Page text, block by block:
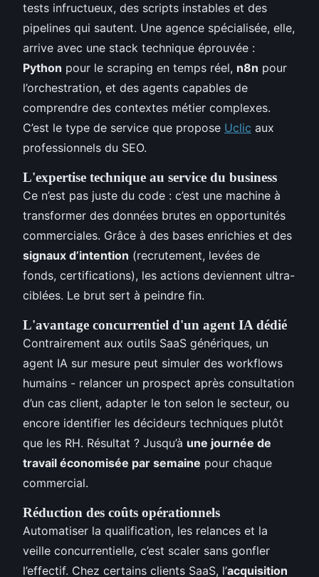
tests infructueux, des scripts instables et des
pipelines qui sautent. Une agence spécialisée, elle,
arrive avec une stack technique éprouvée :
Python pour le scraping en temps réel, n8n pour
l’orchestration, et des agents capables de
comprendre des contextes métier complexes.
C’est le type de service que propose Uclic aux
professionnels du SEO.
L'expertise technique au service du business
Ce n’est pas juste du code : c’est une machine à
transformer des données brutes en opportunités
commerciales. Grâce à des bases enrichies et des
signaux d’intention (recrutement, levées de
fonds, certifications), les actions deviennent ultra-
ciblées. Le brut sert à peindre fin.
L'avantage concurrentiel d'un agent IA dédié
Contrairement aux outils SaaS génériques, un
agent IA sur mesure peut simuler des workflows
humains - relancer un prospect après consultation
d’un cas client, adapter le ton selon le secteur, ou
encore identifier les décideurs techniques plutôt
que les RH. Résultat ? Jusqu’à une journée de
travail économisée par semaine pour chaque
commercial.
Réduction des coûts opérationnels
Automatiser la qualification, les relances et la
veille concurrentielle, c’est scaler sans gonfler
l’effectif. Chez certains clients SaaS, l’acquisition